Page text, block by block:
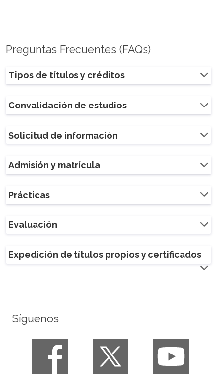
Preguntas Frecuentes (FAQs)
Tipos de títulos y créditos
Convalidación de estudios
Solicitud de información
Admisión y matrícula
Prácticas
Evaluación
Expedición de títulos propios y certificados
Síguenos